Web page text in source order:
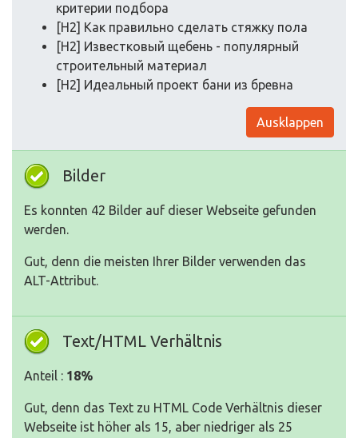
критерии подбора
[H2] Как правильно сделать стяжку пола
[H2] Известковый щебень - популярный
строительный материал
[H2] Идеальный проект бани из бревна
Ausklappen
Bilder
Es konnten 42 Bilder auf dieser Webseite gefunden
werden.
Gut, denn die meisten Ihrer Bilder verwenden das
ALT-Attribut.
Text/HTML Verhältnis
Anteil : 18%
Gut, denn das Text zu HTML Code Verhältnis dieser
Webseite ist höher als 15, aber niedriger als 25